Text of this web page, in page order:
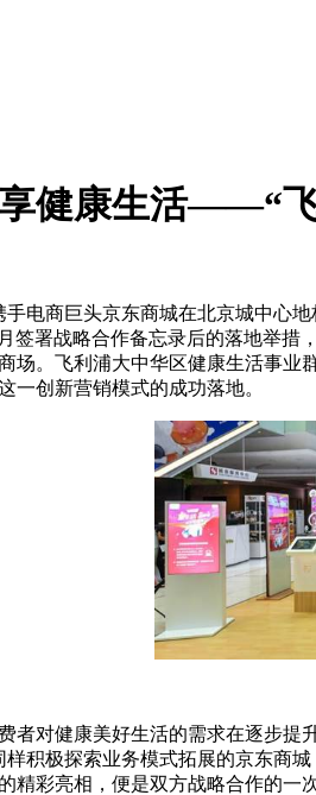
健康生活——“
电商巨头京东商城在北京城中心
签署战略合作备忘录后的落地举
场。飞利浦大中华区健康生活事
一创新营销模式的成功落地。
者对健康美好生活的需求在逐步
积极探索业务模式拓展的京东商
精彩亮相，便是双方战略合作的一